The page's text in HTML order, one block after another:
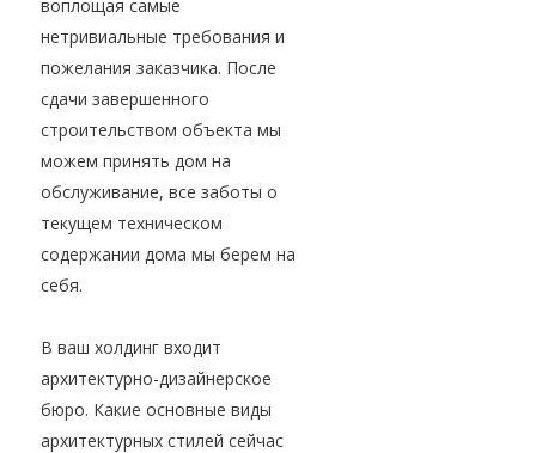
воплощая самые
нетривиальные требования и
пожелания заказчика. После
сдачи завершенного
строительством объекта мы
можем принять дом на
обслуживание, все заботы о
текущем техническом
содержании дома мы берем на
себя.
В ваш холдинг входит
архитектурно-дизайнерское
бюро. Какие основные виды
архитектурных стилей сейчас